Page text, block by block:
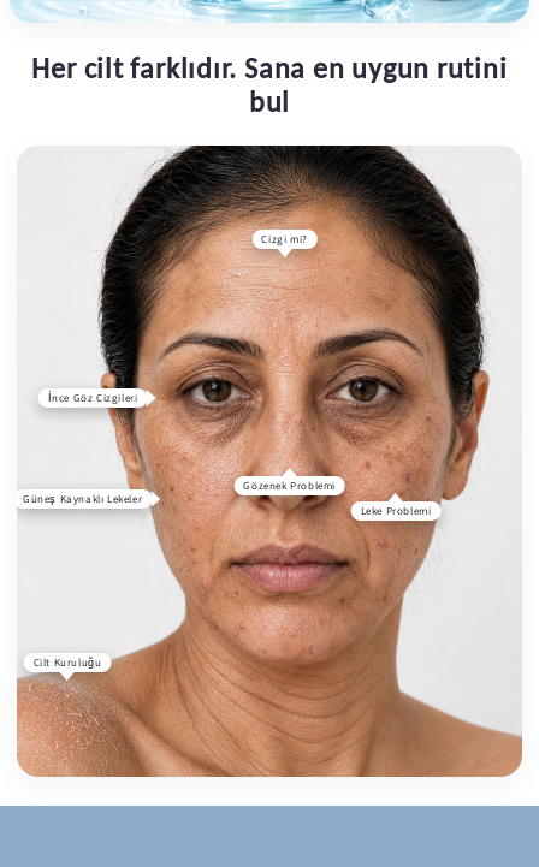
Her cilt farklıdır. Sana en uygun rutini
bul
?Çizgi mi
İnce Göz Çizgileri
Gözenek Problemi
Leke Problemi
Cilt Kuruluğu
Güneş Kaynaklı Lekeler